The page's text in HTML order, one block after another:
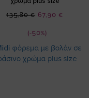
(-50%)
Ειδική
67,90 €
135,80 €